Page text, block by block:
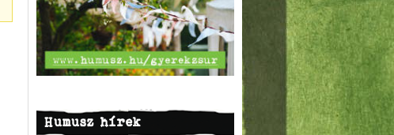
Humusz hírek